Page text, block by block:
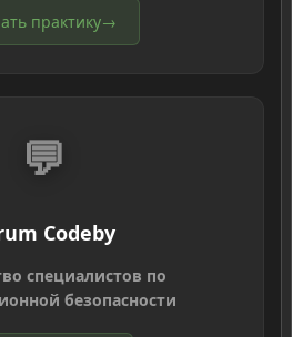
практику→
💬
Codeby
специалистов по
безопасности